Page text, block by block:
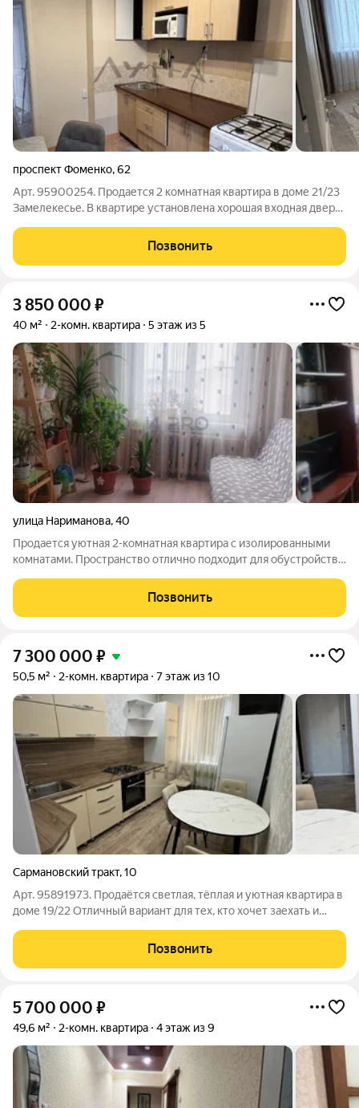
проспект Фоменко,62
Арт. 95900254. Продается 2 комнатная квартира в доме 21/23
Замелекесье. В квартире установлена хорошая входная дверь,
покупателю остается кухонный гарнитур, платяной шкаф,
обувница. Быстрый
Позвонить
3 850 000 ₽
40 м² 2-комн. квартира 5 этаж из 5
улица Нариманова,40
Продается уютная 2-комнатная квартира с изолированными
комнатами. Пространство отлично подходит для обустройства
кухни нет. Квартира светлая, окна выходят во двор. Балкон
отсутствует.
Позвонить
7 300 000 ₽
50,5 м² 2-комн. квартира 7 этаж из 10
Сармановский тракт,10
Арт. 95891973. Продаётся светлая, тёплая и уютная квартира в
доме 19/22 Отличный вариант для тех, кто хочет заехать и
качественным современным ремонтом всё делали для себя,
аккуратно и с использованием
Позвонить
5 700 000 ₽
49,6 м² 2-комн. квартира 4 этаж из 9